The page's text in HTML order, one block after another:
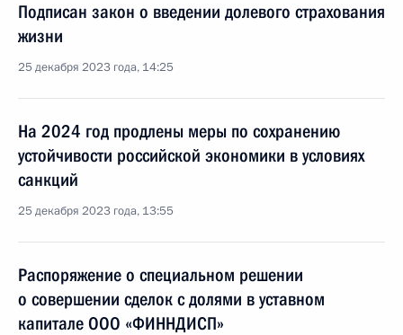
Подписан закон о введении долевого страхования
жизни
25 декабря 2023 года, 14:25
На 2024 год продлены меры по сохранению
устойчивости российской экономики в условиях
санкций
25 декабря 2023 года, 13:55
Распоряжение о специальном решении
о совершении сделок с долями в уставном
капитале ООО «ФИННДИСП»